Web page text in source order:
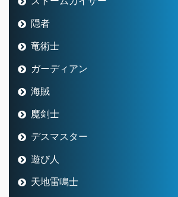
隠者
竜術士
ガーディアン
海賊
魔剣士
デスマスター
遊び人
天地雷鳴士